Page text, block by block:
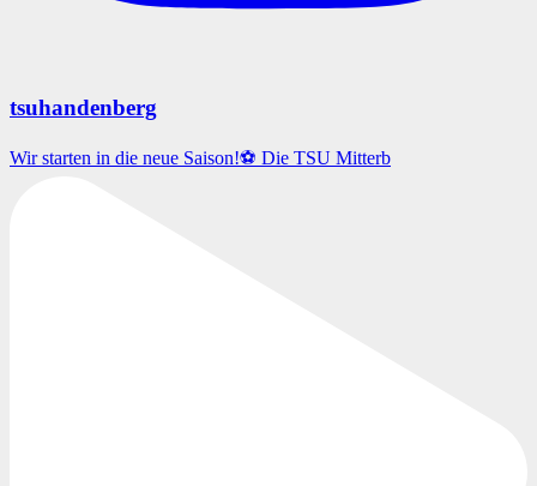
tsuhandenberg
Wir starten in die neue Saison!⚽️ Die TSU Mitterb